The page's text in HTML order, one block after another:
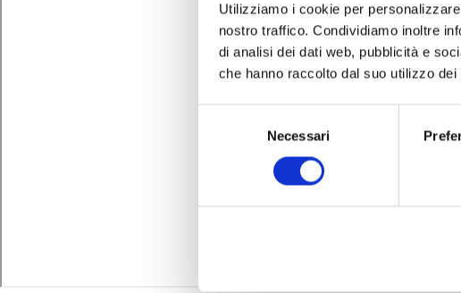
Utilizziamo i cookie per
nostro traffico. Condividiamo inoltre
di analisi dei dati web, pubblicità e
che hanno raccolto dal suo utilizzo
Necessari